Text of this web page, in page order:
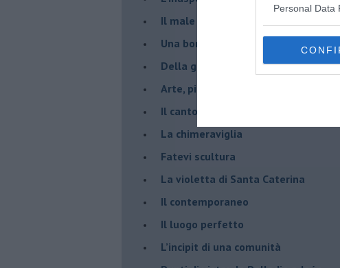
Personal Data
​Il male è zucchero
​Una borraccia olfattiva, grazie
​Della gentilezza di Carofiglio
Arte, piacere e Pinacoteca di Brera
​Il canto di chi trema
La chimeraviglia
​Fatevi scultura
​La violetta di Santa Caterina
​Il contemporaneo
​Il luogo perfetto
​L’incipit di una comunità